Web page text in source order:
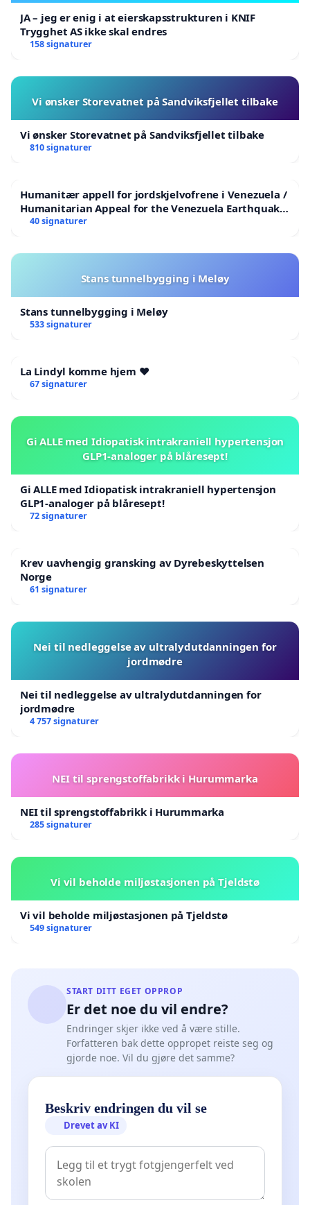
JA – jeg er enig i at eierskapsstrukturen i KNIF
Trygghet AS ikke skal endres
158 signaturer
Vi ønsker Storevatnet på Sandviksfjellet tilbake
Vi ønsker Storevatnet på Sandviksfjellet tilbake
810 signaturer
Humanitær appell for jordskjelvofrene i Venezuela /
Humanitarian Appeal for the Venezuela Earthquake
Victims
40 signaturer
Stans tunnelbygging i Meløy
Stans tunnelbygging i Meløy
533 signaturer
La Lindyl komme hjem ❤️
67 signaturer
Gi ALLE med Idiopatisk intrakraniell hypertensjon
GLP1-analoger på blåresept!
Gi ALLE med Idiopatisk intrakraniell hypertensjon
GLP1-analoger på blåresept!
72 signaturer
Krev uavhengig gransking av Dyrebeskyttelsen
Norge
61 signaturer
Nei til nedleggelse av ultralydutdanningen for
jordmødre
Nei til nedleggelse av ultralydutdanningen for
jordmødre
4 757 signaturer
NEI til sprengstoffabrikk i Hurummarka
NEI til sprengstoffabrikk i Hurummarka
285 signaturer
Vi vil beholde miljøstasjonen på Tjeldstø
Vi vil beholde miljøstasjonen på Tjeldstø
549 signaturer
START DITT EGET OPPROP
Er det noe du vil endre?
Endringer skjer ikke ved å være stille.
Forfatteren bak dette oppropet reiste seg og
gjorde noe. Vil du gjøre det samme?
Beskriv endringen du vil se
Drevet av KI